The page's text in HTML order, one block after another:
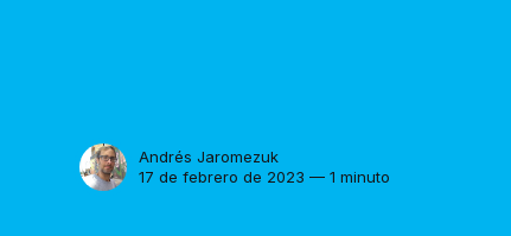
Andrés Jaromezuk
17 de febrero de 2023 — 1 minuto